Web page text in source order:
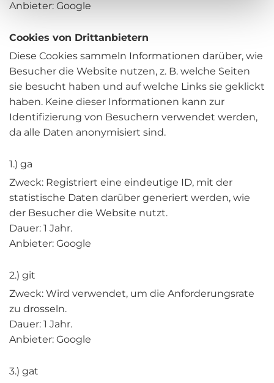
Anbieter: Google
Cookies von Drittanbietern
Diese Cookies sammeln Informationen darüber, wie
Besucher die Website nutzen, z. B. welche Seiten
sie besucht haben und auf welche Links sie geklickt
haben. Keine dieser Informationen kann zur
Identifizierung von Besuchern verwendet werden,
da alle Daten anonymisiert sind.
1.) ga
Zweck: Registriert eine eindeutige ID, mit der
statistische Daten darüber generiert werden, wie
der Besucher die Website nutzt.
Dauer: 1 Jahr.
Anbieter: Google
2.) git
Zweck: Wird verwendet, um die Anforderungsrate
zu drosseln.
Dauer: 1 Jahr.
Anbieter: Google
3.) gat